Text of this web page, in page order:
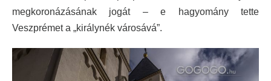
megkoronázásának jogát – e hagyomány tette
Veszprémet a „királynék városává”.